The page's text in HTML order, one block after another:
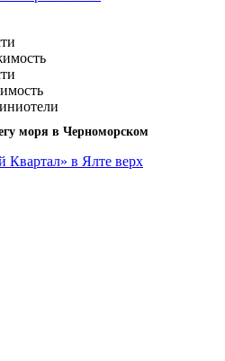
моря в Черноморском